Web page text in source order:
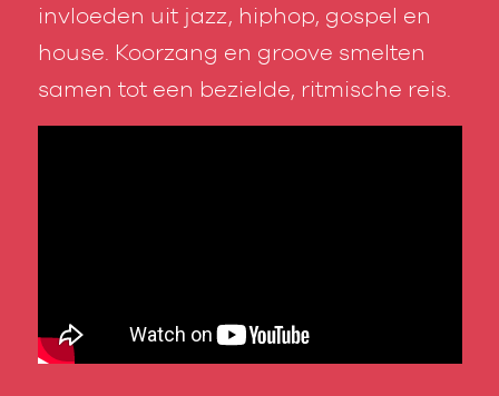
invloeden uit jazz, hiphop, gospel en
house. Koorzang en groove smelten
samen tot een bezielde, ritmische reis.